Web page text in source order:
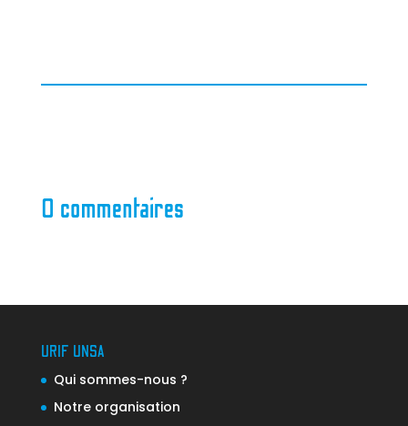
0 commentaires
URIF UNSA
Qui sommes-nous ?
Notre organisation